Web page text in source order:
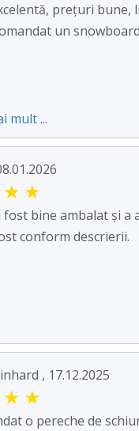
prețuri bune,
un
mult ...
★ ★
fost bine ambalat și a
conform descrierii.
, 17.12.2025
★ ★
o pereche de